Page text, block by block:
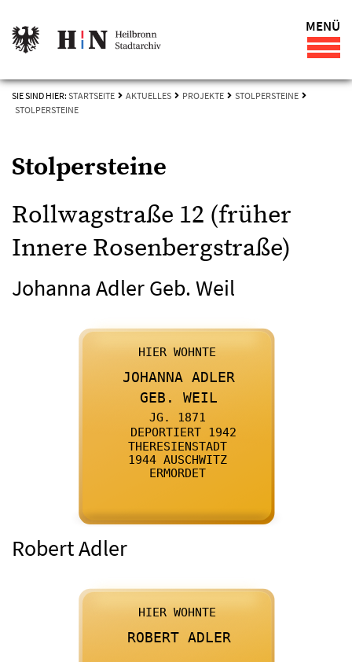
MENÜ
SIE SIND HIER: STARTSEITE AKTUELLES PROJEKTE
STOLPERSTEINE
STOLPERSTEINE
Stolpersteine
Rollwagstraße 12 (früher
Innere Rosenbergstraße)
Johanna Adler Geb. Weil
HIER WOHNTE
JOHANNA ADLER
GEB. WEIL
JG. 1871
DEPORTIERT 1942
THERESIENSTADT
1944 AUSCHWITZ
ERMORDET
Robert Adler
HIER WOHNTE
ROBERT ADLER